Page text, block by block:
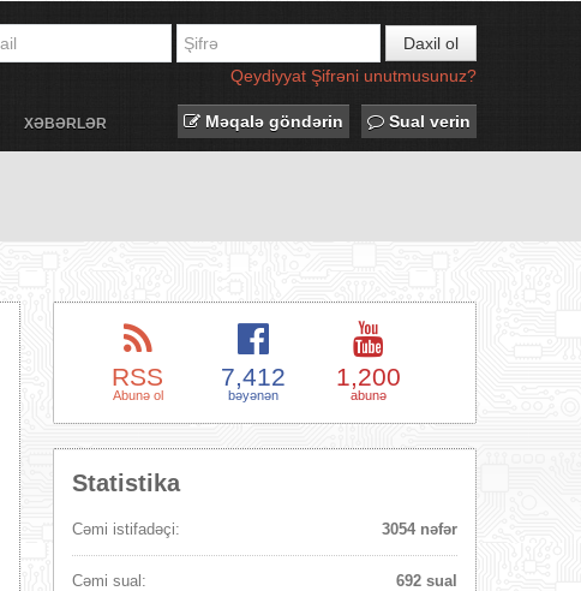
Daxil ol
Qeydiyyat Şifrəni unutmusunuz?
XƏBƏRLƏR Məqalə göndərin Sual verin
RSS
Abunə ol
7,412
bəyənən
1,200
abunə
Statistika
Cəmi istifadəçi: 3054 nəfər
Cəmi sual: 692 sual